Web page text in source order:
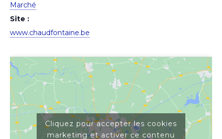
Marché
Site :
www.chaudfontaine.be
Cliquez pour accepter les cookies
marketing et activer ce contenu